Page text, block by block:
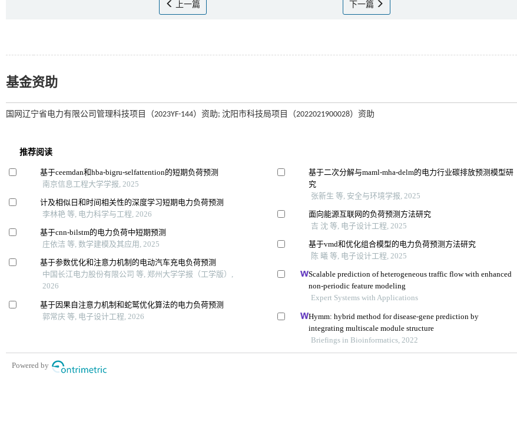
上一篇 下一篇
基金资助
国网辽宁省电力有限公司管理科技项目（2023YF-144）资助; 沈阳市科技局项目（2022021900028）资助